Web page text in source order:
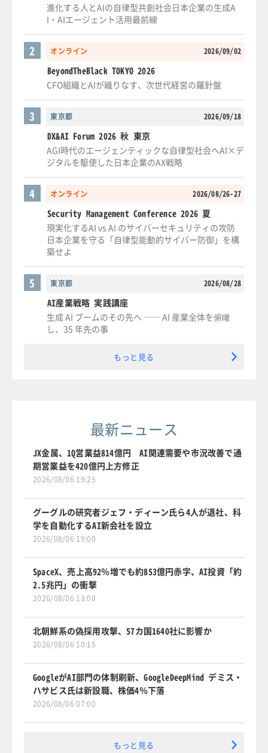
進化する人とAIの自律型共創社会日本企業の生成A
I・AIエージェント活用最前線
オンライン 2026/09/02
2
BeyondTheBlack TOKYO 2026
CFO組織とAIが織りなす、次世代経営の羅針盤
東京都 2026/09/18
3
DX&AI Forum 2026 秋 東京
AGI時代のエージェンティックな自律型社会へAI×デ
ジタルを駆使した日本企業のAX戦略
オンライン 2026/08/26-27
4
Security Management Conference 2026 夏
現実化するAI vs AI のサイバーセキュリティの攻防
日本企業を守る「自律型能動的サイバー防御」を構
築せよ
東京都 2026/08/28
5
AI産業戦略 実践講座
生成 AI ブームのその先へ ── AI 産業全体を俯瞰
し、35 年先の事
もっと見る
最新ニュース
JX金属、1Q営業益814億円 AI関連需要や市況改善で通
期営業益を420億円上方修正
2026/08/06 19:25
グーグルの研究者ジェフ・ディーン氏ら4人が退社、科
学を自動化するAI新会社を設立
2026/08/06 19:00
SpaceX、売上高92％増でも約853億円赤字、AI投資「約
2.5兆円」の衝撃
2026/08/06 13:00
北朝鮮系の偽採用攻撃、57カ国1640社に影響か
2026/08/06 10:15
GoogleがAI部門の体制刷新、GoogleDeepMind デミス・
ハサビス氏は新設職、株価4％下落
2026/08/06 07:00
もっと見る